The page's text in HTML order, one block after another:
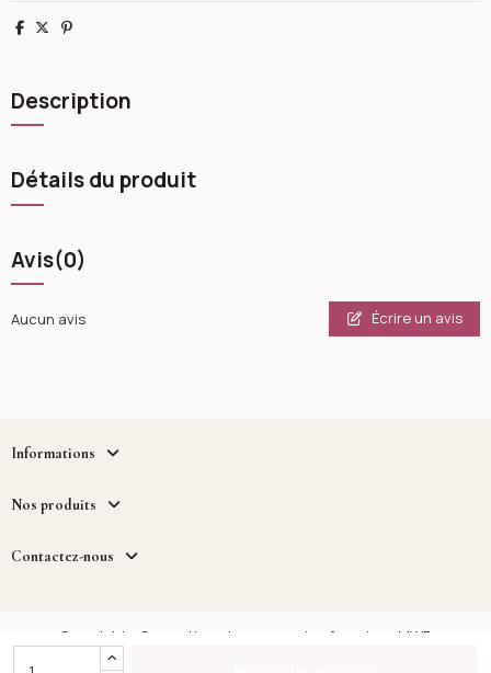
Partager
TweetPinterest
Description
Détails du produit
Avis(0)
Aucun avis Écrire un avis
Informations
Nos produits
Contactez-nous
Copyright - Cosmetique.tn - un service fourni par MWB